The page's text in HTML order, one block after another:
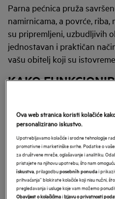
Parna pećnica pruža
namirnicama, a povrće,
su pripremljeni, uzbudljivih
jednostavan i praktičan
vašu obitelj koji su
KAKO
Parna pećnica radi tako da
stvarajući uvjete koji
i optimalno očuvanje okusa.
može pripremiti široku
piletine do savršeno
Napredni modeli parnih
Ova web stranica koristi kolačiće
personalizirano iskustvo.
Upotrebljavamo kolačiće i srodne tehnologije
promotivne i marketinške svrhe. Podatke o
za društvene mreže, oglašavanje i analitiku.
pristajete na njihovu upotrebu, što nam
iskustva, prilagodbuposebnih ponudai
prihvaćanja” blokirate kolačiće koji nisu nužni,
pregledavanja i usluge koje vam možemo
Obavijest o kolačićimaiIzjavu o privatnosti